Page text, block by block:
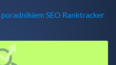
poradnikiem SEO Ranktracker